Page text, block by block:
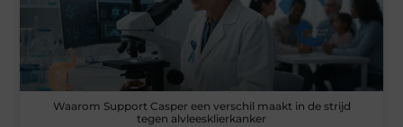
Waarom Support Casper een verschil maakt in de strijd
tegen alvleesklierkanker